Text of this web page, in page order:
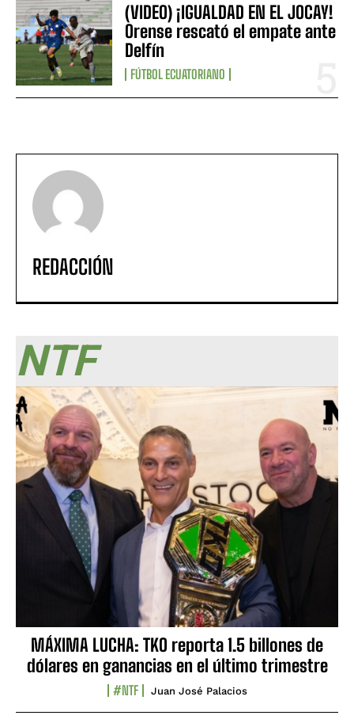
(VIDEO) ¡IGUALDAD EN EL JOCAY!
Orense rescató el empate ante
Delfín
FÚTBOL ECUATORIANO
REDACCIÓN
NTF
MÁXIMA LUCHA: TKO reporta 1.5 billones de
dólares en ganancias en el último trimestre
#NTF Juan José Palacios